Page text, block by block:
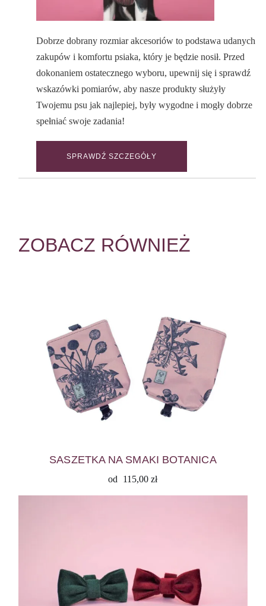
Dobrze dobrany rozmiar akcesoriów to podstawa udanych
zakupów i komfortu psiaka, który je będzie nosił. Przed
dokonaniem ostatecznego wyboru, upewnij się i sprawdź
wskazówki pomiarów, aby nasze produkty służyły
Twojemu psu jak najlepiej, były wygodne i mogły dobrze
spełniać swoje zadania!
SPRAWDŹ SZCZEGÓŁY
ZOBACZ RÓWNIEŻ
SASZETKA NA SMAKI BOTANICA
od 115,00zł